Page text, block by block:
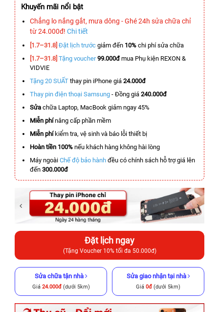
Khuyến mãi nổi bật
Chẳng lo nắng gắt, mưa dông - Ghé 24h sửa chữa chỉ
từ 24.000đ! Chi tiết
[1.7–31.8] Đặt lịch trước giảm đến 10% chi phí sửa chữa
[1.7–31.8] Tặng voucher 99.000đmua Phụ kiện REXON &
VIDVIE
Tặng 20 SUẤT thay pin iPhone giá 24.000đ
Thay pin điện thoại Samsung - Đồng giá 240.000đ
Sửa chữa Laptop, MacBook giảm ngay 45%
Miễn phínâng cấp phần mềm
Miễn phíkiểm tra, vệ sinh và báo lỗi thiết bị
Hoàn tiền 100% nếu khách hàng không hài lòng
Máy ngoài Chế độ bảo hành đều có chính sách hỗ trợ giá lên
đến 300.000đ
Đặt lịch ngay
(Tặng Voucher 10% tối đa 50.000đ)
Sửa chữa tận nhà
Giá 24.000đ(dưới 5km)
Sửa giao nhận tại nhà
Giá 0đ (dưới 5km)